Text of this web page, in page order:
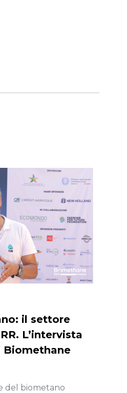
il settore
L’intervista
Biomethane
del biometano